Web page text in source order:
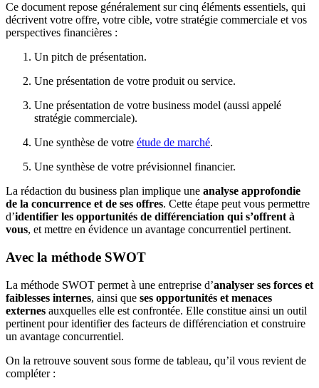
Ce document repose généralement sur cinq éléments essentiels, qui
décrivent votre offre, votre cible, votre stratégie commerciale et vos
perspectives financières :
Un pitch de présentation.
Une présentation de votre produit ou service.
Une présentation de votre business model (aussi appelé
stratégie commerciale).
Une synthèse de votre étude de marché.
Une synthèse de votre prévisionnel financier.
La rédaction du business plan implique une analyse approfondie
de la concurrence et de ses offres. Cette étape peut vous permettre
d’identifier les opportunités de différenciation qui s’offrent à
vous, et mettre en évidence un avantage concurrentiel pertinent.
Avec la méthode SWOT
La méthode SWOT permet à une entreprise d’analyser ses forces et
faiblesses internes, ainsi que ses opportunités et menaces
externes auxquelles elle est confrontée. Elle constitue ainsi un outil
pertinent pour identifier des facteurs de différenciation et construire
un avantage concurrentiel.
On la retrouve souvent sous forme de tableau, qu’il vous revient de
compléter :